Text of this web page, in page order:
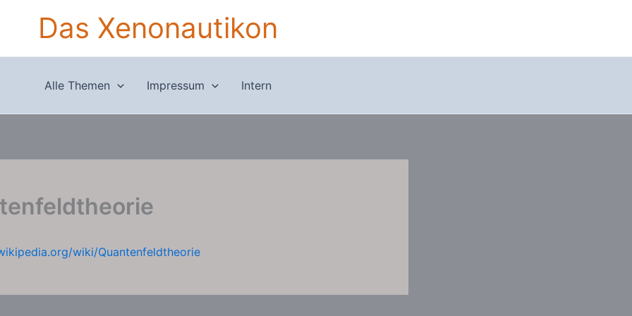
Das Xenonautikon
Alle Themen Impressum Intern
wiki/Quantenfeldtheorie